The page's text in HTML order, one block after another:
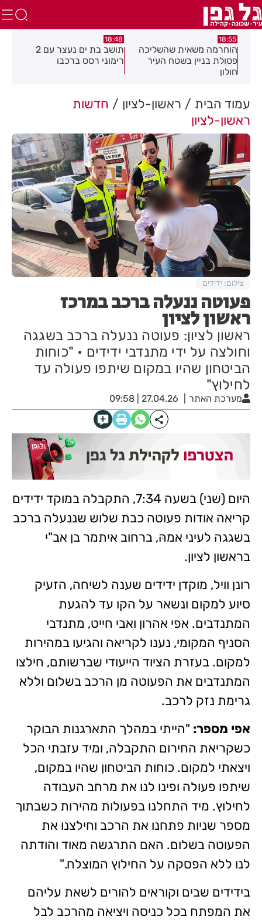
18:55
הוחרמה משאית שהשליכה
פסולת בניין בשטח העיר
חולון
18:48
תושב בת ים נעצר עם 2
רימוני רסס ברכבו
עמוד הבית ראשון-לציון
חדשות
ראשון-לציון
פעוטה ננעלה ברכב במרכז
ראשון לציון
ראשון לציון: פעוטה ננעלה ברכב בשגגה
וחולצה על ידי מתנדבי ידידים • "כוחות
הביטחון שהיו במקום שיתפו פעולה עד
לחילוץ"
מערכת האתר 27.04.26 | 09:58
צילום: ידידים
היום (שני) בשעה 7:34, התקבלה במוקד ידידים
קריאה אודות פעוטה כבת שלוש שננעלה ברכב
בשגגה לעיני אמהּ, ברחוב איתמר בן אב"י
בראשון לציון.
רונן וויל, מוקדן ידידים שענה לשיחה, הזעיק
סיוע למקום ונשאר על הקו עד להגעת
המתנדבים. אפי אהרון ואבי חייט, מתנדבי
הסניף המקומי, נענו לקריאה והגיעו במהירות
למקום. בעזרת הציוד הייעודי שברשותם, חילצו
המתנדבים את הפעוטה מן הרכב בשלום וללא
גרימת נזק לרכב.
אפי מספר: "הייתי במהלך התארגנות הבוקר
כשקריאת החירום התקבלה, ומיד עזבתי הכל
ויצאתי למקום. כוחות הביטחון שהיו במקום,
שיתפו פעולה ופינו לנו את מרחב העבודה
לחילוץ. מיד התחלנו בפעולות מהירות כשבתוך
מספר שניות פתחנו את הרכב וחילצנו את
הפעוטה בשלום. האם התרגשה מאוד והודתה
לנו ללא הפסקה על החילוץ המוצלח."
בידידים שבים וקוראים להורים לשאת עליהם
את המפתח בכל כניסה ויציאה מהרכב לבל